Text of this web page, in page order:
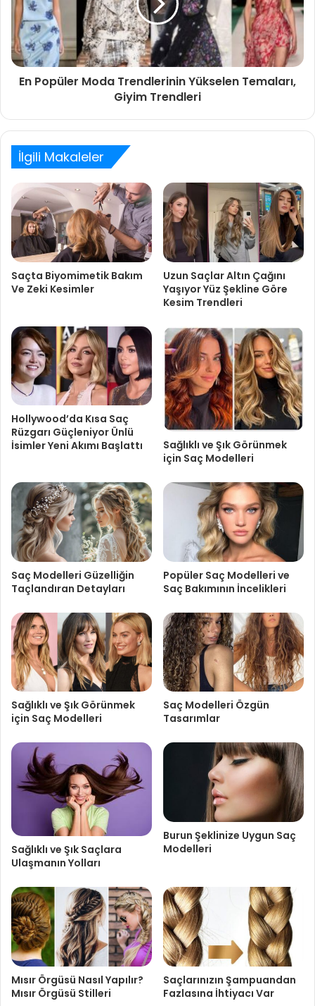
En Popüler Moda Trendlerinin Yükselen Temaları,
Giyim Trendleri
İlgili Makaleler
Saçta Biyomimetik Bakım
Ve Zeki Kesimler
Uzun Saçlar Altın Çağını
Yaşıyor Yüz Şekline Göre
Kesim Trendleri
Hollywood’da Kısa Saç
Rüzgarı Güçleniyor Ünlü
İsimler Yeni Akımı Başlattı
Sağlıklı ve Şık Görünmek
için Saç Modelleri
Saç Modelleri Güzelliğin
Taçlandıran Detayları
Popüler Saç Modelleri ve
Saç Bakımının İncelikleri
Sağlıklı ve Şık Görünmek
için Saç Modelleri
Saç Modelleri Özgün
Tasarımlar
Sağlıklı ve Şık Saçlara
Ulaşmanın Yolları
Burun Şeklinize Uygun Saç
Modelleri
Mısır Örgüsü Nasıl Yapılır?
Mısır Örgüsü Stilleri
Saçlarınızın Şampuandan
Fazlasına İhtiyacı Var